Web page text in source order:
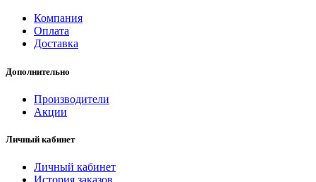
Компания
Оплата
Доставка
Дополнительно
Производители
Акции
Личный кабинет
Личный кабинет
История заказов